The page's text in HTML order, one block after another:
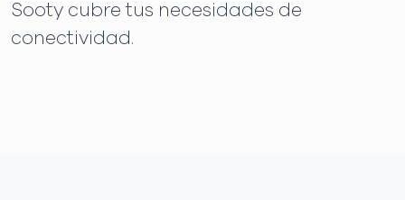
Sooty cubre tus necesidades de
conectividad.